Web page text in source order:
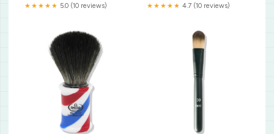
★★★★★ 5.0 (10 reviews) ★★★★★ 4.7 (10 reviews)